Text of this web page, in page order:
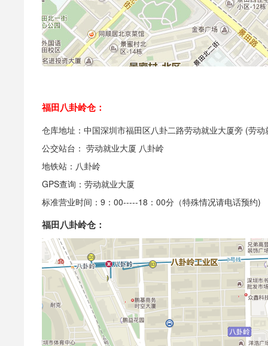
福田八卦岭仓：
仓库地址：中国深圳市福田区八卦二路劳动就业大厦旁 (劳
公交站台： 劳动就业大厦 八卦岭
地铁站：八卦岭
GPS查询：劳动就业大厦
标准营业时间：9：00-----18：00分（特殊情况请电话预约)
福田八卦岭仓：